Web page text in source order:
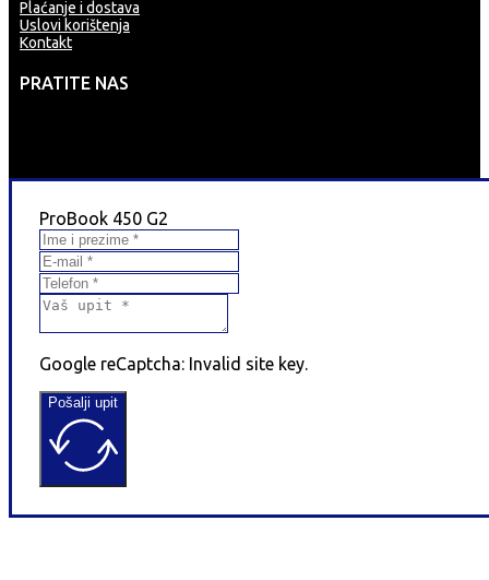
Plaćanje i dostava
Uslovi korištenja
Kontakt
PRATITE NAS
ProBook 450 G2
Google reCaptcha: Invalid site key.
Pošalji upit